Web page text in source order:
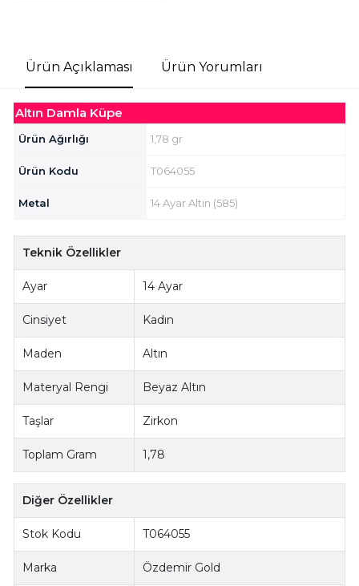
Ürün Açıklaması Ürün Yorumları
Altın Damla Küpe
Ürün Ağırlığı 1,78 gr
Ürün Kodu T064055
Metal 14 Ayar Altın (585)
Teknik Özellikler
Ayar 14 Ayar
Cinsiyet Kadın
Maden Altın
Materyal Rengi Beyaz Altın
Taşlar Zirkon
Toplam Gram 1,78
Diğer Özellikler
Stok Kodu T064055
Marka Özdemir Gold